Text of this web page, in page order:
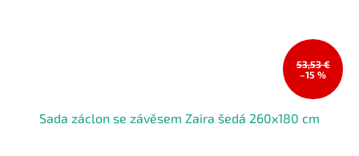
53,53 €
–15 %
Sada záclon se závěsem Zaira šedá 260x180 cm